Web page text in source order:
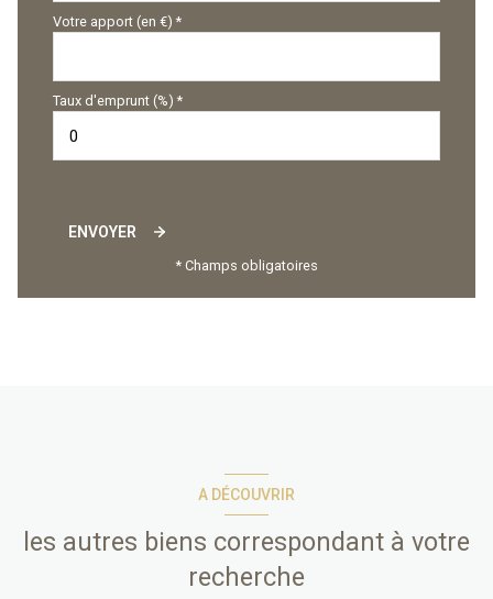
Votre apport (en €) *
Taux d'emprunt (%) *
ENVOYER
* Champs obligatoires
A DÉCOUVRIR
les autres biens correspondant à votre
recherche